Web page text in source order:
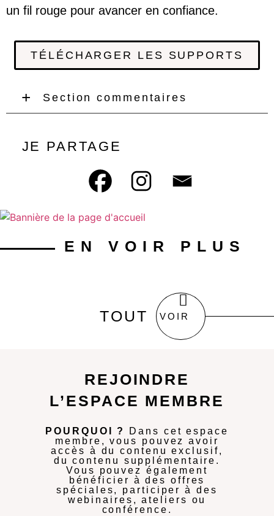
un fil rouge pour avancer en confiance.
TÉLÉCHARGER LES SUPPORTS
Section commentaires
JE PARTAGE
EN VOIR PLUS
TOUT VOIR
REJOINDRE
L’ESPACE MEMBRE
POURQUOI ?
Dans cet espace
membre, vous pouvez avoir
accès à du contenu exclusif,
du contenu supplémentaire.
Vous pouvez également
bénéficier à des offres
spéciales, participer à des
webinaires, ateliers ou
conférence.